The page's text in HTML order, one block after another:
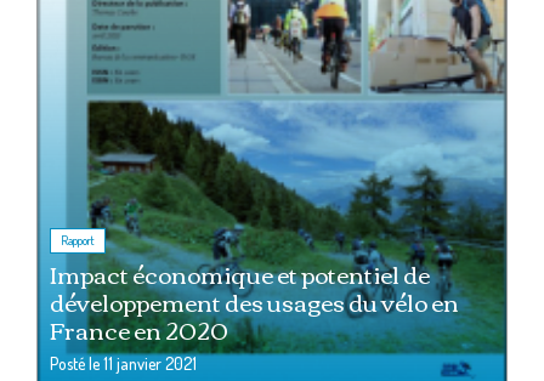
Rapport
Impact économique et potentiel de
développement des usages du vélo en
France en 2020
Posté le11 janvier 2021